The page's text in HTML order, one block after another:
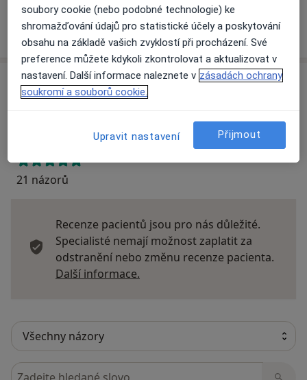
Víceo adrese
Názory
Přidejte svůj názor
21 názorů
Recenze pacientů jsou pro nás důležité.
Specialisté nemají možnost zaplatit za
odstranění nebo změnu recenze pacienta.
Další informace.
Hledejte v názorech
soubory cookie (nebo podobné technologie) ke
shromažďování údajů pro statistické účely a poskytování
obsahu na základě vašich zvyklostí při procházení. Své
preference můžete kdykoli zkontrolovat a aktualizovat v
nastavení. Další informace naleznete v zásadách ochrany
soukromí a souborů cookie.
Upravit nastavení Přijmout